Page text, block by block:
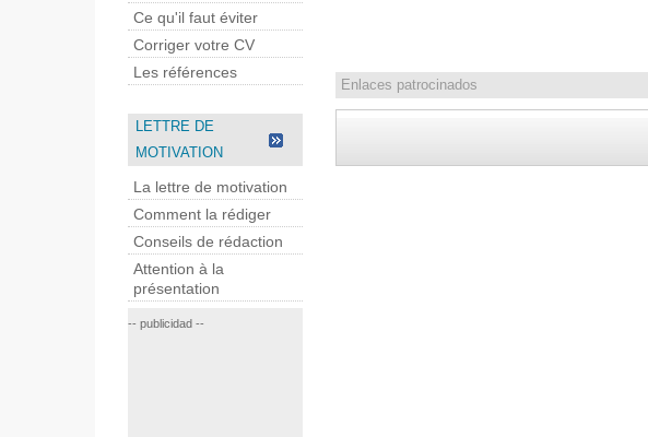
Ce qu'il faut éviter
Corriger votre CV
Les références
LETTRE DE
MOTIVATION
La lettre de motivation
Comment la rédiger
Conseils de rédaction
Attention à la
présentation
-- publicidad --
Enlaces patrocinados